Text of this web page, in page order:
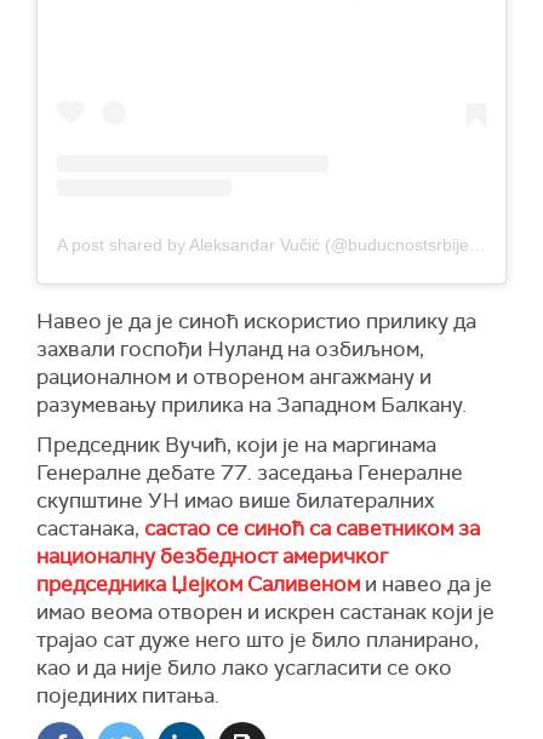
Навео је да је синоћ искористио прилику да
захвали госпођи Нуланд на озбиљном,
рационалном и отвореном ангажману и
разумевању прилика на Западном Балкану.
Председник Вучић, који је на маргинама
Генералне дебате 77. заседања Генералне
скупштине УН имао више билатералних
састанака, састао се синоћ са саветником за
националну безбедност америчког
председника Џејком Саливеном и навео да је
имао веома отворен и искрен састанак који је
трајао сат дуже него што је било планирано,
као и да није било лако усагласити се око
појединих питања.